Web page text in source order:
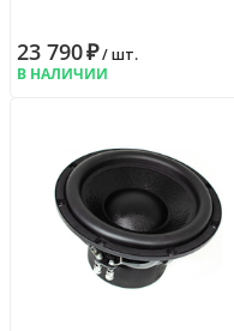
23 790₽/ шт.
В НАЛИЧИИ